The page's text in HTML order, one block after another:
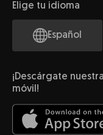
Elige tu idioma
Español
¡Descárgate
móvil!